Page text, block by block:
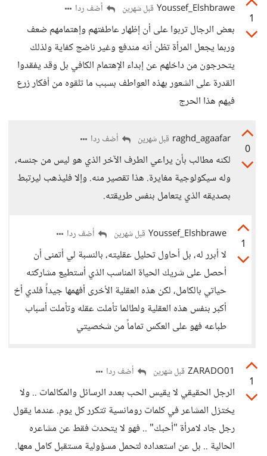
1
Youssef_Elshbrawe قبل شهرين أضف ردا
بعض الرجال تربوا على أن إظهار عاطفتهم وإهتمامهم ضعف
وربما يجعل المرأة تظن أنه مندفع وغير ناضج كفاية ولذلك
يتحرجون من داخلهم عن إبداء الإهتمام الكافي بل وقد يفقدوا
القدرة على الشعور بهذه العواطف بسبب ما تلقوه من أفكار زرع
فيهم هذا الحرج
0
raghd_agaafar قبل شهرين أضف ردا
لكنه مطالب بأن يراعي الطرف الآخر الذي هو ليس من جنسه،
وله سيكولوجية مغايرة. هذا تقصير منه. وإلا فليذهب ليرتبط
بصديقه الذي يتعامل بنفس طريقته.
1
Youssef_Elshbrawe قبل شهرين أضف ردا
لا أبرر له، بل أحاول تحليل عقليته، بالنسبة لي أتمنى أن
أحصل على شريك الحياة المناسب الذي أستطيع مشاركته
حياتي بالكامل، لكن هذه العقلية الأخرى أفهمها جيداً فلدي أخ
أكبر بنفس هذه العقلية ولطالما تأملت عقله وتأملت أسباب
طباعه فهو على العكس تماماً من شخصيتي
1
ZARADO01 قبل شهرين أضف ردا
الرجل الحقيقي لا يقيس الحب بعدد الرسائل والمكالمات .. ولا
يختزل المشاعر في كلمات رومانسية تتكرر كل يوم. عندما يقول
رجل جاد لامرأة "أحبك" .. فهو لا يتحدث فقط عن مشاعره
الحالية .. بل عن استعداده لتحمل مسؤولية مستقبل كامل معها.